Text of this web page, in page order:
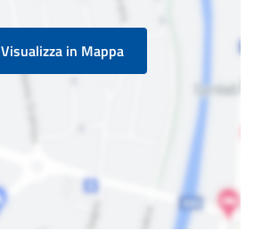
Visualizza in Mappa